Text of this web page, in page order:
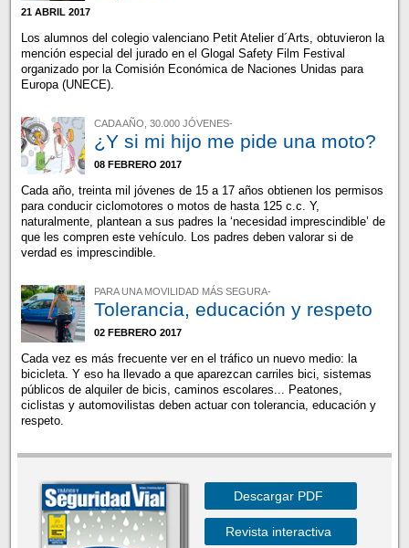
21 ABRIL 2017
Los alumnos del colegio valenciano Petit Atelier d´Arts, obtuvieron la
mención especial del jurado en el Glogal Safety Film Festival
organizado por la Comisión Económica de Naciones Unidas para
Europa (UNECE).
CADA AÑO, 30.000 JÓVENES-
¿Y si mi hijo me pide una moto?
08 FEBRERO 2017
Cada año, treinta mil jóvenes de 15 a 17 años obtienen los permisos
para conducir ciclomotores o motos de hasta 125 c.c. Y,
naturalmente, plantean a sus padres la ‘necesidad imprescindible’ de
que les compren este vehículo. Los padres deben valorar si de
verdad es imprescindible.
PARA UNA MOVILIDAD MÁS SEGURA-
Tolerancia, educación y respeto
02 FEBRERO 2017
Cada vez es más frecuente ver en el tráfico un nuevo medio: la
bicicleta. Y eso ha llevado a que aparezcan carriles bici, sistemas
públicos de alquiler de bicis, caminos escolares... Peatones,
ciclistas y automovilistas deben actuar con tolerancia, educación y
respeto.
Descargar PDF
Revista interactiva